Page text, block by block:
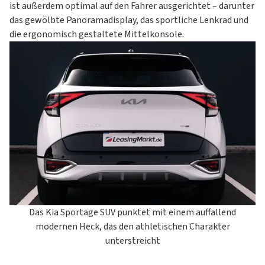
Regenerationssystem (AMS) – (Vision - 1.6 T-GDI 48V)
EcoDynamics+ (Start-Stopp-System - ISG); Energie-
Regenerationssystem (AMS)
Gangwahl-Drehschalter (Shift by Wire) – (Vision - 1.6 T-
GDI 48V DCT, 1.6 CRDi 48V DCT, 1.6 T-GDI 48V AWD DCT)
Reifenreparaturset
Außenspiegel mit integrierten Blinkleuchten
Dachreling
Isolierverglasung für die Frontscheibe zur verbesserten
Außengeräuschdämmung
Seitenfensterzierleiste in mattiertem Chrom
Türgriffe außen in Wagenfarbe
Wärmeschutzverglasung
Dachkonsole vorn mit Lesespots
Fußmattenset
Gepäcknetzösen im Gepäckraum
Gepäckraumabdeckung
Gepäckraumbeleuchtung
Wippen am Lenkrad – (Spirit - 1.6 T-GDI 48V DCT,
1.6 CRDi 48V DCT, 1.6 T-GDI 48V AWD DCT,
1.6 CRDi 48V AWD DCT)
ist außerdem optimal auf den Fahrer ausgerichtet – darunter
das gewölbte Panoramadisplay, das sportliche Lenkrad und
die ergonomisch gestaltete Mittelkonsole.
Das Kia Sportage SUV punktet mit einem auffallend
modernen Heck, das den athletischen Charakter
unterstreicht